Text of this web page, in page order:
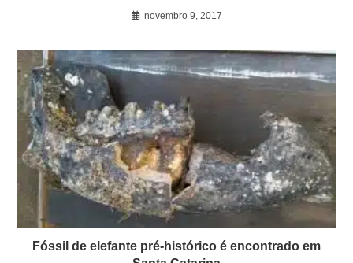
novembro 9, 2017
Fóssil de elefante pré-histórico é encontrado em